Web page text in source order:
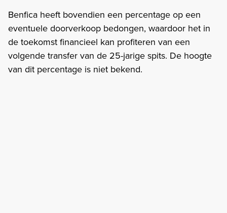
Benfica heeft bovendien een percentage op een
eventuele doorverkoop bedongen, waardoor het in
de toekomst financieel kan profiteren van een
volgende transfer van de 25-jarige spits. De hoogte
van dit percentage is niet bekend.